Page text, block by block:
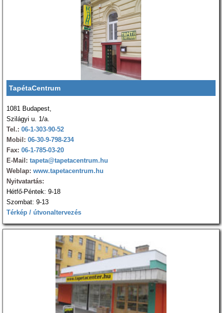
TapétaCentrum
1081 Budapest,
Szilágyi u. 1/a.
Tel.: 06-1-303-90-52
Mobil: 06-30-9-798-234
Fax: 06-1-785-03-20
E-Mail: tapeta@tapetacentrum.hu
Weblap: www.tapetacentrum.hu
Nyitvatartás:
Hétfő-Péntek: 9-18
Szombat: 9-13
Térkép / útvonaltervezés